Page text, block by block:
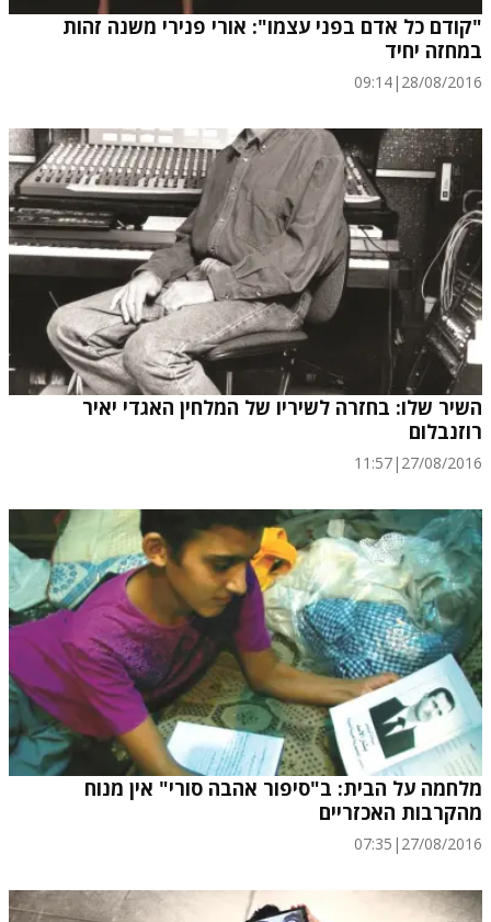
"קודם כל אדם בפני עצמו": אורי פנירי משנה זהות
במחזה יחיד
28/08/2016
|
09:14
השיר שלו: בחזרה לשיריו של המלחין האגדי יאיר
רוזנבלום
27/08/2016
|
11:57
מלחמה על הבית: ב"סיפור אהבה סורי" אין מנוח
מהקרבות האכזריים
27/08/2016
|
07:35